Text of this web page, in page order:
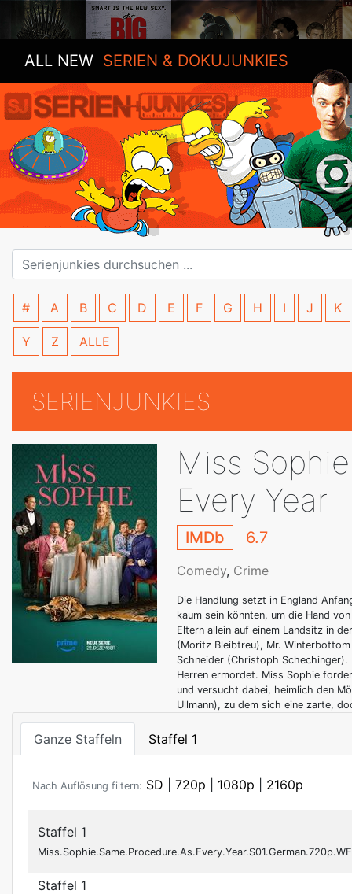
ALL NEW SERIEN & DOKUJUNKIES
# A B C D E F G H I J K
Y Z ALLE
SERIENJUNKIES
Miss
Every Year
IMDb 6.7
Comedy, Crime
Die Handlung setzt in England
kaum sein könnten, um die Hand
Eltern allein auf einem Landsitz in
(Moritz Bleibtreu), Mr.
Schneider (Christoph
Herren ermordet. Miss Sophie
und versucht dabei, heimlich den
Ullmann), zu dem sich eine zarte,
Ganze Staffeln Staffel 1
Nach Auflösung filtern: SD 720p 1080p 2160p
Staffel 1
Staffel 1